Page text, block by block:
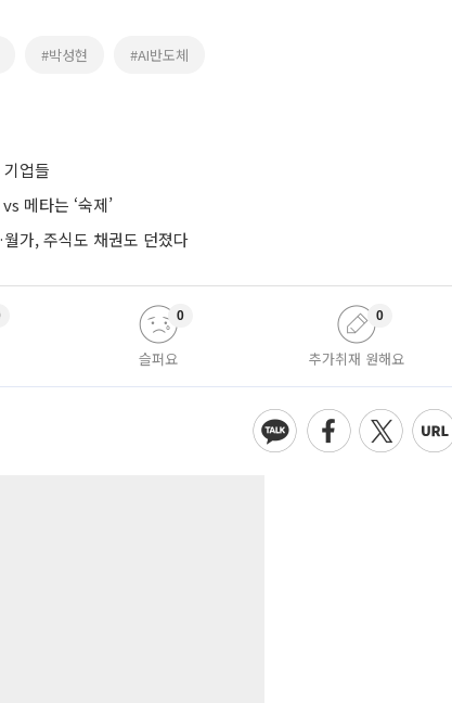
#박성현 #AI반도체
업들
메타는 ‘숙제’
가, 주식도 채권도 던졌다
슬퍼요
0
추가취재 원해요
0